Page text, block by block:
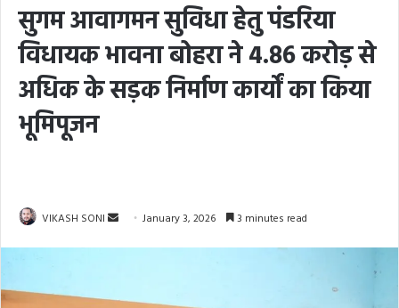
सुगम आवागमन सुविधा हेतु पंडरिया
विधायक भावना बोहरा ने 4.86 करोड़ से
अधिक के सड़क निर्माण कार्यों का किया
भूमिपूजन
VIKASH SONI
Send January 3, 2026 3 minutes read